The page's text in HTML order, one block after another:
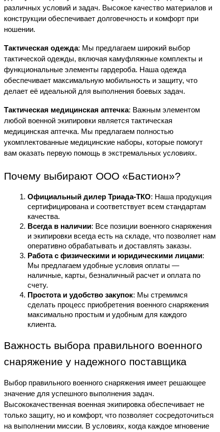
различных условий и задач. Высокое качество материалов и
конструкции обеспечивает долговечность и комфорт при
ношении.
Тактическая одежда: Мы предлагаем широкий выбор
тактической одежды, включая камуфляжные комплекты и
функциональные элементы гардероба. Наша одежда
обеспечивает максимальную мобильность и защиту, что
делает её идеальной для выполнения боевых задач.
Тактическая медицинская аптечка: Важным элементом
любой военной экипировки является тактическая
медицинская аптечка. Мы предлагаем полностью
укомплектованные медицинские наборы, которые помогут
вам оказать первую помощь в экстремальных условиях.
Почему выбирают ООО «Бастион»?
Официальный дилер Триада-ТКО: Наша продукция
сертифицирована и соответствует всем стандартам
качества.
Всегда в наличии: Все позиции военного снаряжения
и экипировки всегда есть на складе, что позволяет нам
оперативно обрабатывать и доставлять заказы.
Работа с физическими и юридическими лицами:
Мы предлагаем удобные условия оплаты —
наличные, карты, безналичный расчет и оплата по
счету.
Простота и удобство закупок: Мы стремимся
сделать процесс приобретения военного снаряжения
максимально простым и удобным для каждого
клиента.
Важность выбора правильного военного
снаряжение у надежного поставщика
Выбор правильного военного снаряжения имеет решающее
значение для успешного выполнения задач.
Высококачественная военная экипировка обеспечивает не
только защиту, но и комфорт, что позволяет сосредоточиться
на выполнении миссии. В условиях, когда каждое мгновение